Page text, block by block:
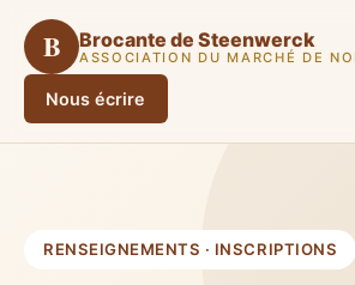
B Brocante de Steenwerck
ASSOCIATION DU MARCHÉ DE
Nous écrire
RENSEIGNEMENTS · INSCRIPTIONS